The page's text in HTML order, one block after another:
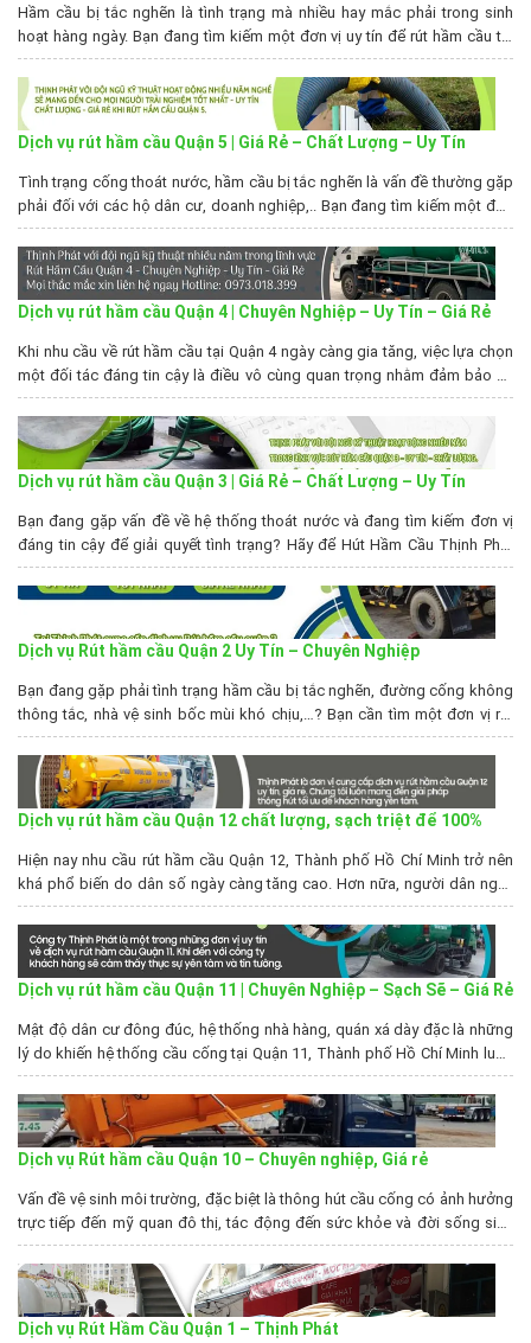
Hầm cầu bị tắc nghẽn là tình trạng mà nhiều hay mắc phải trong sinh
hoạt hàng ngày. Bạn đang tìm kiếm một đơn vị uy tín để rút hầm cầu tại
quận 6. Rút hầm cầu Thịnh Phát là đơn vị chuyên cung cấp dịch vụ rút
hầm cầu Quận 6 với nhiều năm...
Dịch vụ rút hầm cầu Quận 5 | Giá Rẻ – Chất Lượng – Uy Tín
Tình trạng cống thoát nước, hầm cầu bị tắc nghẽn là vấn đề thường gặp
phải đối với các hộ dân cư, doanh nghiệp,.. Bạn đang tìm kiếm một đơn
vị rút hầm cầu quận 5 uy tín? Hút Hầm Cầu Thịnh Phát chúng tôi tự hào là
đơn vị với nhiều năm kinh nghiệm sẽ...
Dịch vụ rút hầm cầu Quận 4 | Chuyên Nghiệp – Uy Tín – Giá Rẻ
Khi nhu cầu về rút hầm cầu tại Quận 4 ngày càng gia tăng, việc lựa chọn
một đối tác đáng tin cậy là điều vô cùng quan trọng nhằm đảm bảo an
toàn vệ sinh môi trường và duy trì hệ thống thoát nước hiệu quả. Hút Hầm
Cầu Thịnh Phát tự hào là...
Dịch vụ rút hầm cầu Quận 3 | Giá Rẻ – Chất Lượng – Uy Tín
Bạn đang gặp vấn đề về hệ thống thoát nước và đang tìm kiếm đơn vị
đáng tin cậy để giải quyết tình trạng? Hãy để Hút Hầm Cầu Thịnh Phát
giới thiệu về dịch vụ rút hầm cầu Quận 3 – nơi bạn có thể tin tưởng và an
tâm. Chúng tôi không chỉ...
Dịch vụ Rút hầm cầu Quận 2 Uy Tín – Chuyên Nghiệp
Bạn đang gặp phải tình trạng hầm cầu bị tắc nghẽn, đường cống không
thông tắc, nhà vệ sinh bốc mùi khó chịu,…? Bạn cần tìm một đơn vị rút
hầm cầu quận 2 uy tín, chuyên nghiệp. Hút Hầm Cầu Thịnh Phát là đơn vị
với nhiều năm kinh nghiệm trong việc vệ sinh,...
Dịch vụ rút hầm cầu Quận 12 chất lượng, sạch triệt để 100%
Hiện nay nhu cầu rút hầm cầu Quận 12, Thành phố Hồ Chí Minh trở nên
khá phổ biến do dân số ngày càng tăng cao. Hơn nữa, người dân ngày
càng quan tâm đến vấn đề bảo vệ môi trường sống. Trước thực trạng
này, dịch vụ rút hầm cầu tại Quận 12 của...
Dịch vụ rút hầm cầu Quận 11 | Chuyên Nghiệp – Sạch Sẽ – Giá Rẻ
Mật độ dân cư đông đúc, hệ thống nhà hàng, quán xá dày đặc là những
lý do khiến hệ thống cầu cống tại Quận 11, Thành phố Hồ Chí Minh luôn
trong tình trạng quá tải, gây tắc nghẽn. Với dịch vụ rút hầm cầu Quận 11
của công ty Thịnh Phát, cư dân...
Dịch vụ Rút hầm cầu Quận 10 – Chuyên nghiệp, Giá rẻ
Vấn đề vệ sinh môi trường, đặc biệt là thông hút cầu cống có ảnh hưởng
trực tiếp đến mỹ quan đô thị, tác động đến sức khỏe và đời sống sinh
hoạt của người dân. Do đó nếu cá nhân, đơn vị nào cần sử dụng dịch vụ
rút hầm cầu Quận 10 tại...
Dịch vụ Rút Hầm Cầu Quận 1 – Thịnh Phát